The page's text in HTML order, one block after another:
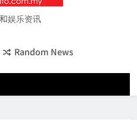
为马来西亚
的空间
娱乐资讯
Random News